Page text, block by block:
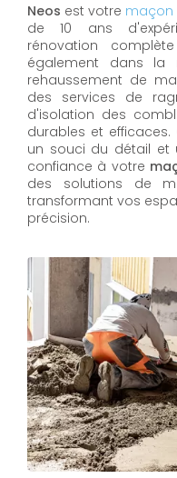
Neos est votre maçon
de 10 ans
rénovation
également dans la
rehaussement de
des services de
d'isolation des
durables et
un souci du détail et
confiance à votre
des solutions de
transformant vos
précision.